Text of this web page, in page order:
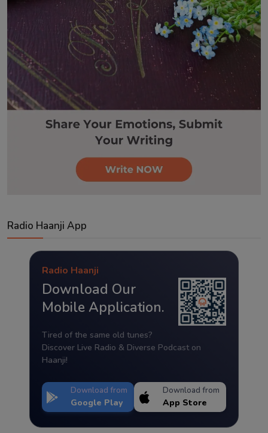
Radio Haanji App
Radio Haanji
Download Our
Mobile Application.
Tired of the same old tunes?
Discover Live Radio & Diverse Podcast on
Haanji!
Download from
Google Play
Download from
App Store